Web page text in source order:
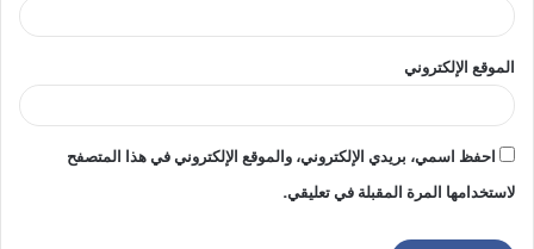
الموقع الإلكتروني
احفظ اسمي، بريدي الإلكتروني، والموقع الإلكتروني في هذا المتصفح
لاستخدامها المرة المقبلة في تعليقي.